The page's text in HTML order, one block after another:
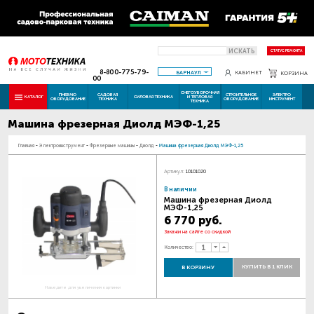
ИСКАТЬ СТАТУС РЕМОНТА
8-800-775-79-
00
БАРНАУЛ КАБИНЕТ КОРЗИНА
КАТАЛОГ ПНЕВМО
ОБОРУДОВАНИЕ
САДОВАЯ
ТЕХНИКА СИЛОВАЯ ТЕХНИКА
СНЕГОУБОРОЧНАЯ
И ТЕПЛОВАЯ
ТЕХНИКА
СТРОИТЕЛЬНОЕ
ОБОРУДОВАНИЕ
ЭЛЕКТРО
ИНСТРУМЕНТ
Машина фрезерная Диолд МЭФ-1,25
Главная - Электроинструмент - Фрезерные машины - Диолд - Машина фрезерная Диолд МЭФ-1,25
Наведите для увеличения картинки
Артикул: 10101020
В наличии
Машина фрезерная Диолд
МЭФ-1,25
6 770 руб.
Закажи на сайте со скидкой
Количество:
В КОРЗИНУ КУПИТЬ В 1 КЛИК